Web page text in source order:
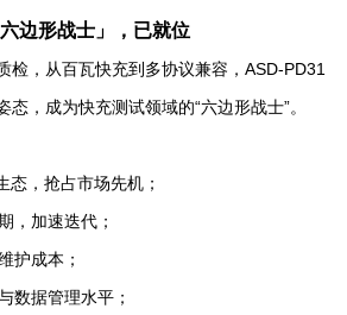
边形战士」，已就位
检，从百瓦快充到多协议兼容，ASD-PD31
态，成为快充测试领域的“六边形战士”。
态，抢占市场先机；
，加速迭代；
护成本；
数据管理水平；